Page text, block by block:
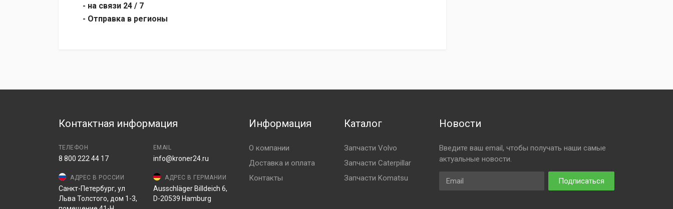
- на связи 24 / 7
- Отправка в регионы
Контактная информация
ТЕЛЕФОН
8 800 222 44 17
EMAIL
info@kroner24.ru
АДРЕС В РОССИИ
Санкт-Петербург, ул
Льва Толстого, дом 1-3,
АДРЕС В ГЕРМАНИИ
Ausschläger Billdeich 6,
D-20539 Hamburg
Информация
О компании
Доставка и оплата
Контакты
Каталог
Запчасти Volvo
Запчасти Caterpillar
Запчасти Komatsu
Новости
Введите ваш email, чтобы получать наши самые
актуальные новости.
Email
Подписаться